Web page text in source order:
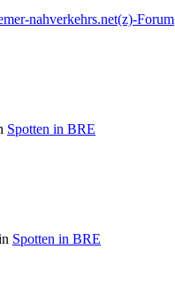
nahverkehrs.net(z)-Forum
Spotten in BRE
Spotten in BRE